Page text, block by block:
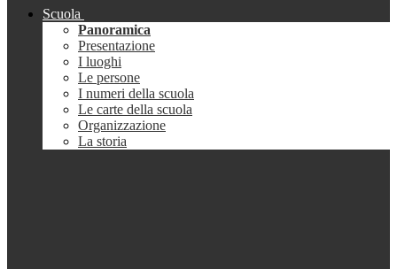
Scuola
Panoramica
Presentazione
I luoghi
Le persone
I numeri della scuola
Le carte della scuola
Organizzazione
La storia